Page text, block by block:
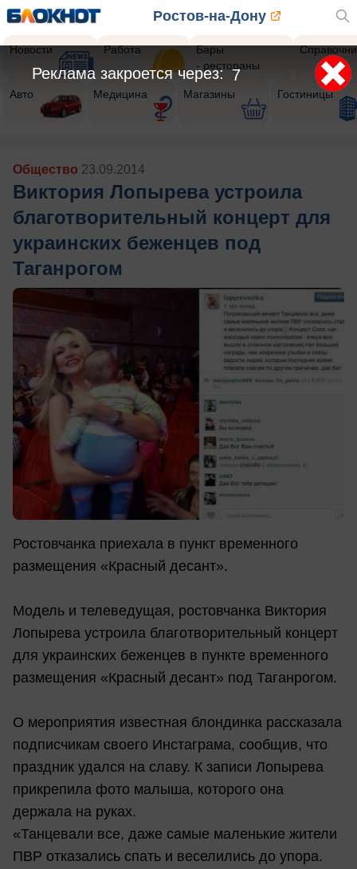
Ростов-на-Дону
Новости Работа
Бары
- рестораны
Авто Медицина Магазины Гостиницы
Общество 23.09.2014
Виктория Лопырева устроила
благотворительный концерт для
украинских беженцев под
Таганрогом
Ростовчанка приехала в пункт временного
размещения «Красный десант».
Модель и телеведущая, ростовчанка Виктория
Лопырева устроила благотворительный концерт
для украинских беженцев в пункте временного
размещения «Красный десант» под Таганрогом.
О мероприятия известная блондинка рассказала
подписчикам своего Инстаграма, сообщив, что
праздник удался на славу. К записи Лопырева
прикрепила фото малыша, которого она
держала на руках.
«Танцевали все, даже самые маленькие жители
ПВР отказались спать и веселились до упора.
5
Реклама закроется через: